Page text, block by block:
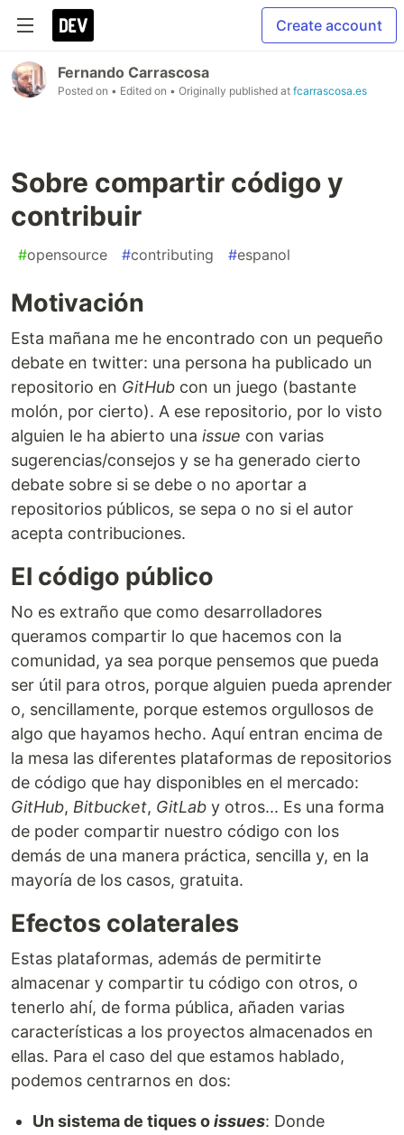
Create account
Fernando Carrascosa
Posted on • Edited on • Originally published at fcarrascosa.es
Sobre compartir código y
contribuir
#opensource #contributing #espanol
Motivación
Esta mañana me he encontrado con un pequeño
debate en twitter: una persona ha publicado un
repositorio en GitHub con un juego (bastante
molón, por cierto). A ese repositorio, por lo visto
alguien le ha abierto una issue con varias
sugerencias/consejos y se ha generado cierto
debate sobre si se debe o no aportar a
repositorios públicos, se sepa o no si el autor
acepta contribuciones.
El código público
No es extraño que como desarrolladores
queramos compartir lo que hacemos con la
comunidad, ya sea porque pensemos que pueda
ser útil para otros, porque alguien pueda aprender
o, sencillamente, porque estemos orgullosos de
algo que hayamos hecho. Aquí entran encima de
la mesa las diferentes plataformas de repositorios
de código que hay disponibles en el mercado:
GitHub, Bitbucket, GitLab y otros... Es una forma
de poder compartir nuestro código con los
demás de una manera práctica, sencilla y, en la
mayoría de los casos, gratuita.
Efectos colaterales
Estas plataformas, además de permitirte
almacenar y compartir tu código con otros, o
tenerlo ahí, de forma pública, añaden varias
características a los proyectos almacenados en
ellas. Para el caso del que estamos hablado,
podemos centrarnos en dos:
Un sistema de tiques oissues: Donde